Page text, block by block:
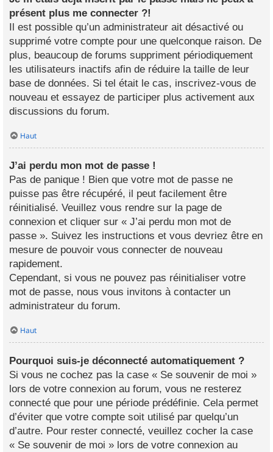
présent plus me connecter ?!
Il est possible qu’un administrateur ait désactivé ou
supprimé votre compte pour une quelconque raison. De
plus, beaucoup de forums suppriment périodiquement
les utilisateurs inactifs afin de réduire la taille de leur
base de données. Si tel était le cas, inscrivez-vous de
nouveau et essayez de participer plus activement aux
discussions du forum.
Haut
J’ai perdu mon mot de passe !
Pas de panique ! Bien que votre mot de passe ne
puisse pas être récupéré, il peut facilement être
réinitialisé. Veuillez vous rendre sur la page de
connexion et cliquer sur « J’ai perdu mon mot de
passe ». Suivez les instructions et vous devriez être en
mesure de pouvoir vous connecter de nouveau
rapidement.
Cependant, si vous ne pouvez pas réinitialiser votre
mot de passe, nous vous invitons à contacter un
administrateur du forum.
Haut
Pourquoi suis-je déconnecté automatiquement ?
Si vous ne cochez pas la case « Se souvenir de moi »
lors de votre connexion au forum, vous ne resterez
connecté que pour une période prédéfinie. Cela permet
d’éviter que votre compte soit utilisé par quelqu’un
d’autre. Pour rester connecté, veuillez cocher la case
« Se souvenir de moi » lors de votre connexion au